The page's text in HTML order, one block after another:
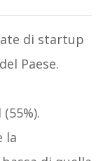
di startup
Paese.
la